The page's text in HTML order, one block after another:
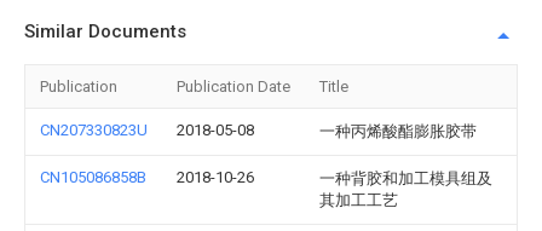
Similar Documents
Publication Publication Date Title
CN207330823U 2018-05-08 一种丙烯酸酯膨胀胶带
CN105086858B 2018-10-26
一种背胶和加工模具组及
其加工工艺